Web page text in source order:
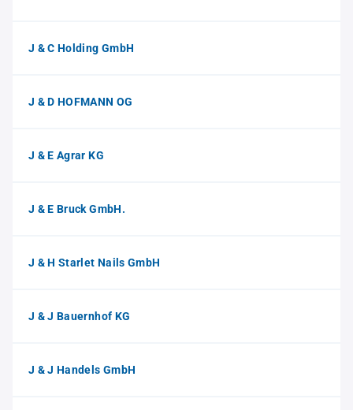
J & C Holding GmbH
J & D HOFMANN OG
J & E Agrar KG
J & E Bruck GmbH.
J & H Starlet Nails GmbH
J & J Bauernhof KG
J & J Handels GmbH